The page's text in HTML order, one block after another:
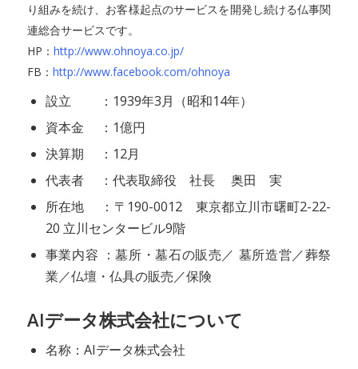
り組みを続け、お客様起点のサービスを開発し続ける仏事関
連総合サービスです。
HP： http://www.ohnoya.co.jp/
FB： http://www.facebook.com/ohnoya
設立 ：1939年3月（昭和14年）
資本金 ：1億円
決算期 ：12月
代表者 ：代表取締役 社長 奥田 実
所在地 ：〒190-0012 東京都立川市曙町2-22-
20 立川センタービル9階
事業内容 ：墓所・墓石の販売／ 墓所造営／葬祭
業／仏壇・仏具の販売／保険
AIデータ株式会社について
名称：AIデータ株式会社